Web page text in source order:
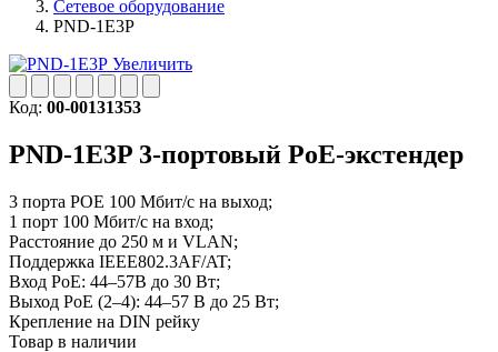
Сетевое оборудование
PND-1E3P
Увеличить
Код: 00-00131353
PND-1E3P 3-портовый PoE-экстендер
3 порта POE 100 Мбит/с на выход;
1 порт 100 Мбит/с на вход;
Расстояние до 250 м и VLAN;
Поддержка IEEE802.3AF/AT;
Вход PoE: 44–57В до 30 Вт;
Выход PoE (2–4): 44–57 В до 25 Вт;
Крепление на DIN рейку
Товар в наличии